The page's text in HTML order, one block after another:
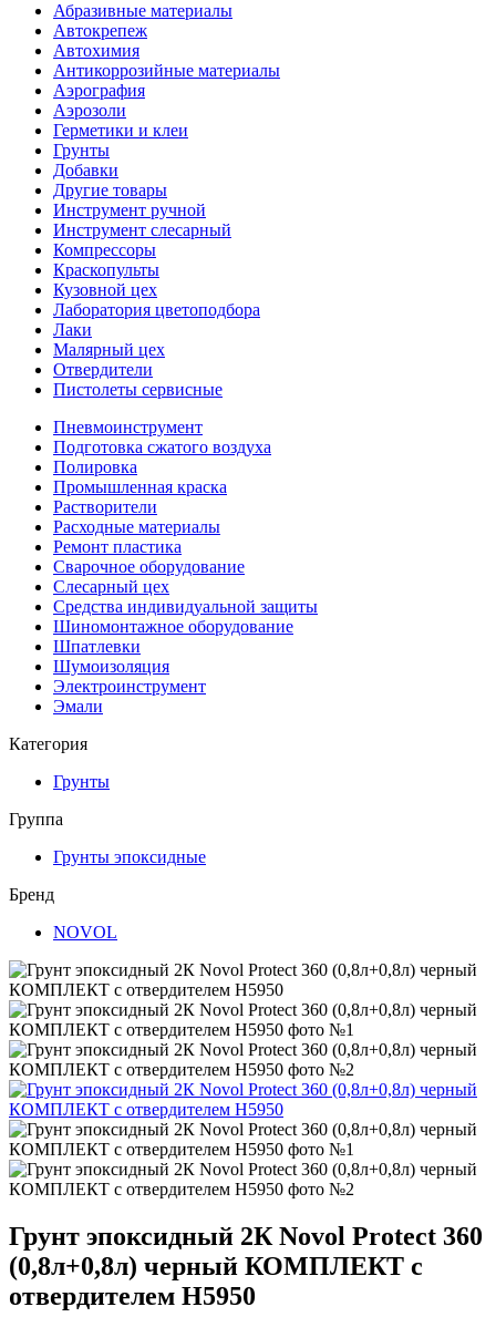
Абразивные материалы
Автокрепеж
Автохимия
Антикоррозийные материалы
Аэрография
Аэрозоли
Герметики и клеи
Грунты
Добавки
Другие товары
Инструмент ручной
Инструмент слесарный
Компрессоры
Краскопульты
Кузовной цех
Лаборатория цветоподбора
Лаки
Малярный цех
Отвердители
Пистолеты сервисные
Пневмоинструмент
Подготовка сжатого воздуха
Полировка
Промышленная краска
Растворители
Расходные материалы
Ремонт пластика
Сварочное оборудование
Слесарный цех
Средства индивидуальной защиты
Шиномонтажное оборудование
Шпатлевки
Шумоизоляция
Электроинструмент
Эмали
Категория
Грунты
Группа
Грунты эпоксидные
Бренд
NOVOL
Грунт эпоксидный 2К Novol Protect 360
(0,8л+0,8л) черный КОМПЛЕКТ с
отвердителем H5950